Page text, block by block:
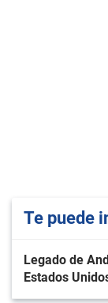
Te puede
Legado de
Estados